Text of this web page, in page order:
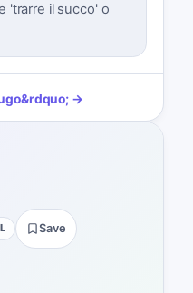
'trarre il succo' o
&rdquo; →
Save